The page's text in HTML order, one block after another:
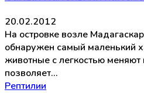
20.02.2012
На островке возле
обнаружен самый маленький
животные с легкостью меняют
позволяет…
Рептилии